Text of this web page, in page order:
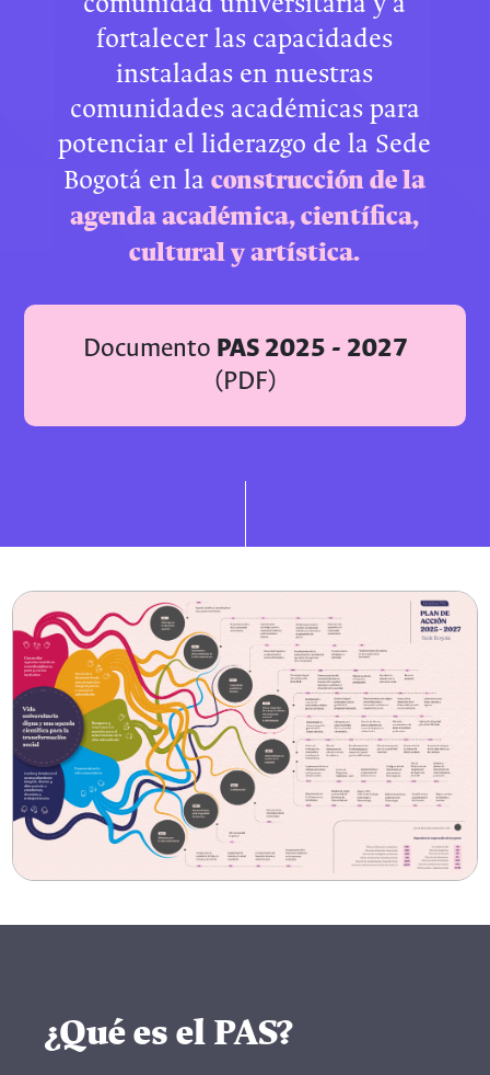
fortalecer las capacidades
instaladas en nuestras
comunidades académicas para
potenciar el liderazgo de la Sede
Bogotá en laconstrucción de la
agenda académica, científica,
cultural y artística.
Documento PAS 2025 - 2027
(PDF)
¿Qué es el PAS?